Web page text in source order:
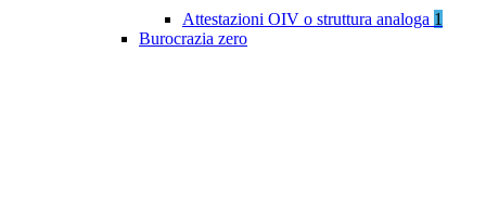
Attestazioni OIV o struttura analoga 1
Burocrazia zero